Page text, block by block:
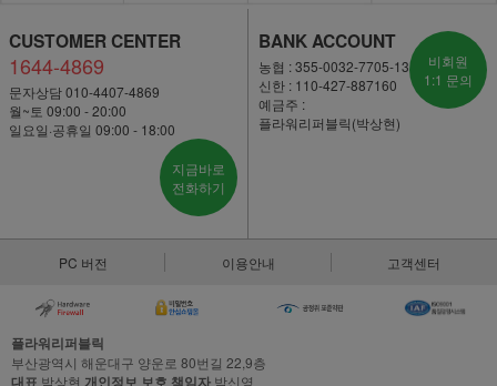
CUSTOMER CENTER
1644-4869
문자상담 010-4407-4869
월~토 09:00 - 20:00
일요일·공휴일 09:00 - 18:00
지금바로
전화하기
BANK ACCOUNT
농협 : 355-0032-7705-13
신한 : 110-427-887160
예금주 :
플라워리퍼블릭(박상현)
비회원
1:1 문의
PC 버전 이용안내 고객센터
플라워리퍼블릭
부산광역시 해운대구 양운로 80번길 22,9층
대표 박상현 개인정보 보호 책임자 박신영